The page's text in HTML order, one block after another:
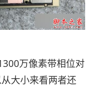
万像素带相位对
大小来看两者还